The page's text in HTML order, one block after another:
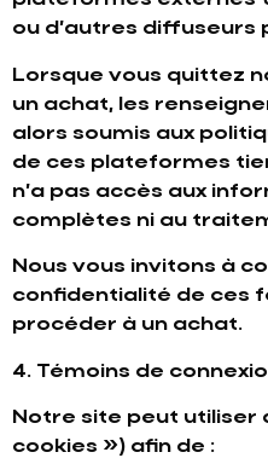
ou d’autres diffuseurs
Lorsque vous quittez
un achat, les
alors soumis aux
de ces plateformes
n’a pas accès aux
complètes ni au
Nous vous invitons à
confidentialité de ces
procéder à un achat.
4. Témoins de
Notre site peut utiliser
cookies ») afin de :